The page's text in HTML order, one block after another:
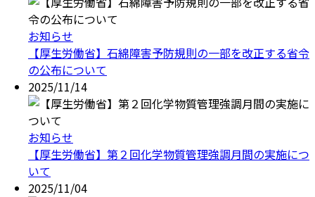
お知らせ
【厚生労働省】石綿障害予防規則の一部を改正する省令
の公布について
2025/11/14
お知らせ
【厚生労働省】第２回化学物質管理強調月間の実施につ
いて
2025/11/04